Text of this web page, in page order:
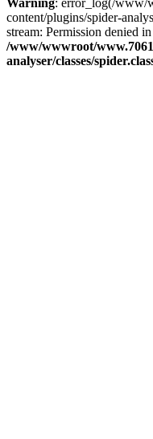
Warning: error_log(/www/
content/plugins/spider-
stream: Permission denied in
/www/wwwroot/
analyser/classes/